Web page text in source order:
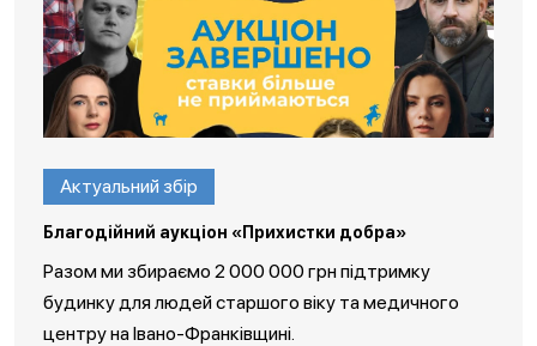
Актуальний збір
Благодійний аукціон «Прихистки добра»
Разом ми збираємо 2 000 000 грн підтримку
будинку для людей старшого віку та медичного
центру на Івано-Франківщині.